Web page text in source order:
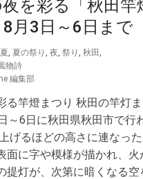
を彩る「秋田竿
月3日～6日まで
夏, 夏の祭り , 夜, 祭り , 秋田,
物詩
編集部
る竿燈まつり 秋田の竿灯
～6日に秋田県秋田市で行
げるほどの高さに連なっ
面に字や模様が描かれ、火
提灯が、次第に暗くなる空